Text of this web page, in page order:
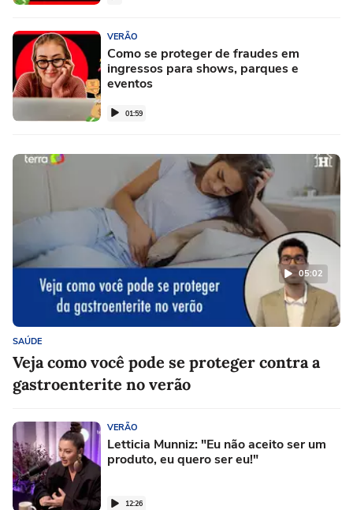
VERÃO
Como se proteger de fraudes em
ingressos para shows, parques e
eventos
01:59
SAÚDE
Veja como você pode se proteger contra a
gastroenterite no verão
05:02
VERÃO
Letticia Munniz: "Eu não aceito ser um
produto, eu quero ser eu!"
12:26